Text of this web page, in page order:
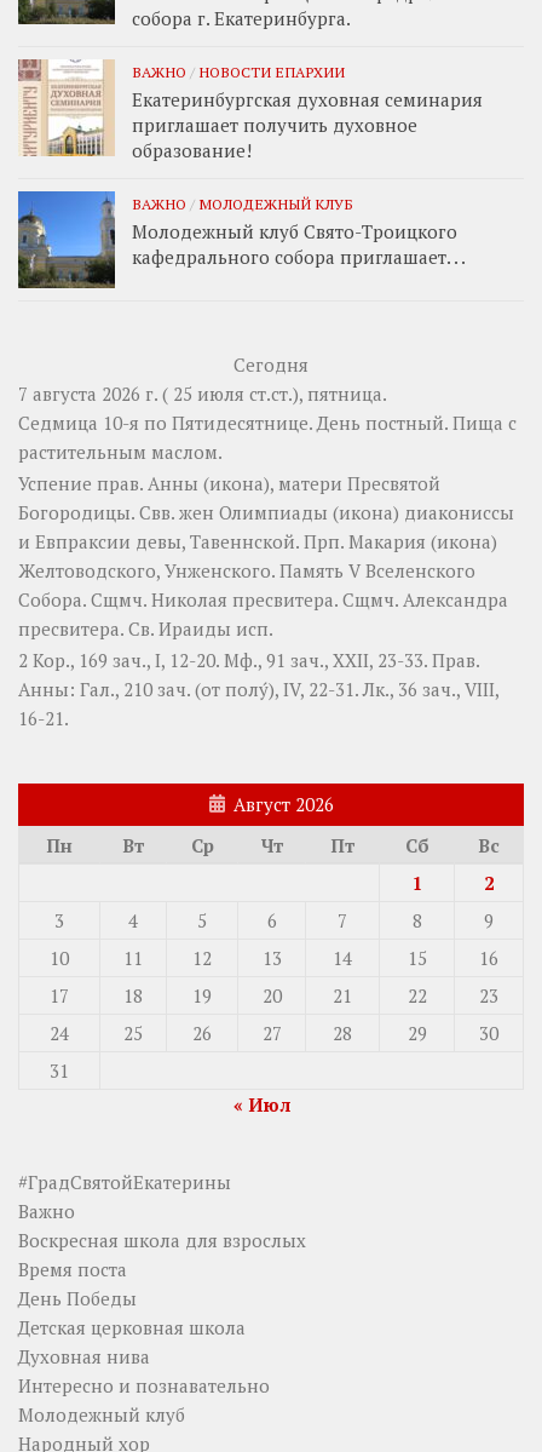
собора г. Екатеринбурга.
ВАЖНО / НОВОСТИ ЕПАРХИИ
Екатеринбургская духовная семинария
приглашает получить духовное
образование!
ВАЖНО / МОЛОДЕЖНЫЙ КЛУБ
Молодежный клуб Свято-Троицкого
кафедрального собора приглашает. . .
Сегодня
7 августа 2026 г. ( 25 июля ст.ст.), пятница.
Седмица 10-я по Пятидесятнице. День постный. Пища с
растительным маслом.
Успение прав. Анны (икона), матери Пресвятой
Богородицы. Свв. жен Олимпиады (икона) диакониссы
и Евпраксии девы, Тавеннской. Прп. Макария (икона)
Желтоводского, Унженского. Память V Вселенского
Собора. Сщмч. Николая пресвитера. Сщмч. Александра
пресвитера. Св. Ираиды исп.
2 Кор., 169 зач., I, 12-20. Мф., 91 зач., XXII, 23-33. Прав.
Анны: Гал., 210 зач. (от полу́), IV, 22-31. Лк., 36 зач., VIII,
16-21.
Август 2026
Пн
Вт Ср Чт Пт Сб
Вс
1
2
3
4 5 6 7 8
9
10
11 12 13 14 15
16
17
18 19 20 21 22
23
24
25 26 27 28 29
30
31
« Июл
#ГрадСвятойЕкатерины
Важно
Воскресная школа для взрослых
Время поста
День Победы
Детская церковная школа
Духовная нива
Интересно и познавательно
Молодежный клуб
Народный хор